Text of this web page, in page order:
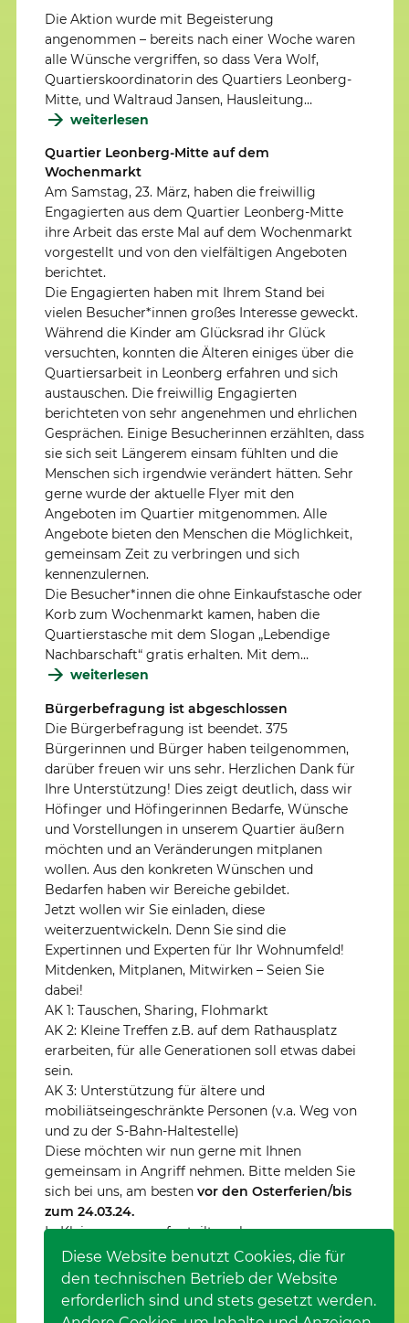
Diese Website benutzt Cookies, die für
den technischen Betrieb der Website
erforderlich sind und stets gesetzt werden.
Die Aktion wurde mit Begeisterung
angenommen – bereits nach einer Woche waren
alle Wünsche vergriffen, so dass Vera Wolf,
Quartierskoordinatorin des Quartiers Leonberg-
Mitte, und Waltraud Jansen, Hausleitung…
weiterlesen
Quartier Leonberg-Mitte auf dem
Wochenmarkt
Am Samstag, 23. März, haben die freiwillig
Engagierten aus dem Quartier Leonberg-Mitte
ihre Arbeit das erste Mal auf dem Wochenmarkt
vorgestellt und von den vielfältigen Angeboten
berichtet.
Die Engagierten haben mit Ihrem Stand bei
vielen Besucher*innen großes Interesse geweckt.
Während die Kinder am Glücksrad ihr Glück
versuchten, konnten die Älteren einiges über die
Quartiersarbeit in Leonberg erfahren und sich
austauschen. Die freiwillig Engagierten
berichteten von sehr angenehmen und ehrlichen
Gesprächen. Einige Besucherinnen erzählten, dass
sie sich seit Längerem einsam fühlten und die
Menschen sich irgendwie verändert hätten. Sehr
gerne wurde der aktuelle Flyer mit den
Angeboten im Quartier mitgenommen. Alle
Angebote bieten den Menschen die Möglichkeit,
gemeinsam Zeit zu verbringen und sich
kennenzulernen.
Die Besucher*innen die ohne Einkaufstasche oder
Korb zum Wochenmarkt kamen, haben die
Quartierstasche mit dem Slogan „Lebendige
Nachbarschaft“ gratis erhalten. Mit dem…
weiterlesen
Bürgerbefragung ist abgeschlossen
Die Bürgerbefragung ist beendet. 375
Bürgerinnen und Bürger haben teilgenommen,
darüber freuen wir uns sehr. Herzlichen Dank für
Ihre Unterstützung! Dies zeigt deutlich, dass wir
Höfinger und Höfingerinnen Bedarfe, Wünsche
und Vorstellungen in unserem Quartier äußern
möchten und an Veränderungen mitplanen
wollen. Aus den konkreten Wünschen und
Bedarfen haben wir Bereiche gebildet.
Jetzt wollen wir Sie einladen, diese
weiterzuentwickeln. Denn Sie sind die
Expertinnen und Experten für Ihr Wohnumfeld!
Mitdenken, Mitplanen, Mitwirken – Seien Sie
dabei!
AK 1: Tauschen, Sharing, Flohmarkt
AK 2: Kleine Treffen z.B. auf dem Rathausplatz
erarbeiten, für alle Generationen soll etwas dabei
sein.
AK 3: Unterstützung für ältere und
mobiliätseingeschränkte Personen (v.a. Weg von
und zu der S-Bahn-Haltestelle)
Diese möchten wir nun gerne mit Ihnen
gemeinsam in Angriff nehmen. Bitte melden Sie
sich bei uns, am besten vor den Osterferien/bis
zum 24.03.24.
In Kleingruppen aufgeteilt nach…
weiterlesen
Seite 4 von 16.
Vorherige 1 … 3 4 5 … 16 Nächste